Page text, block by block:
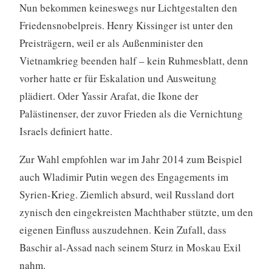
Nun bekommen keineswegs nur Lichtgestalten den
Friedensnobelpreis. Henry Kissinger ist unter den
Preisträgern, weil er als Außenminister den
Vietnamkrieg beenden half – kein Ruhmesblatt, denn
vorher hatte er für Eskalation und Ausweitung
plädiert. Oder Yassir Arafat, die Ikone der
Palästinenser, der zuvor Frieden als die Vernichtung
Israels definiert hatte.
Zur Wahl empfohlen war im Jahr 2014 zum Beispiel
auch Wladimir Putin wegen des Engagements im
Syrien-Krieg. Ziemlich absurd, weil Russland dort
zynisch den eingekreisten Machthaber stützte, um den
eigenen Einfluss auszudehnen. Kein Zufall, dass
Baschir al-Assad nach seinem Sturz in Moskau Exil
nahm.